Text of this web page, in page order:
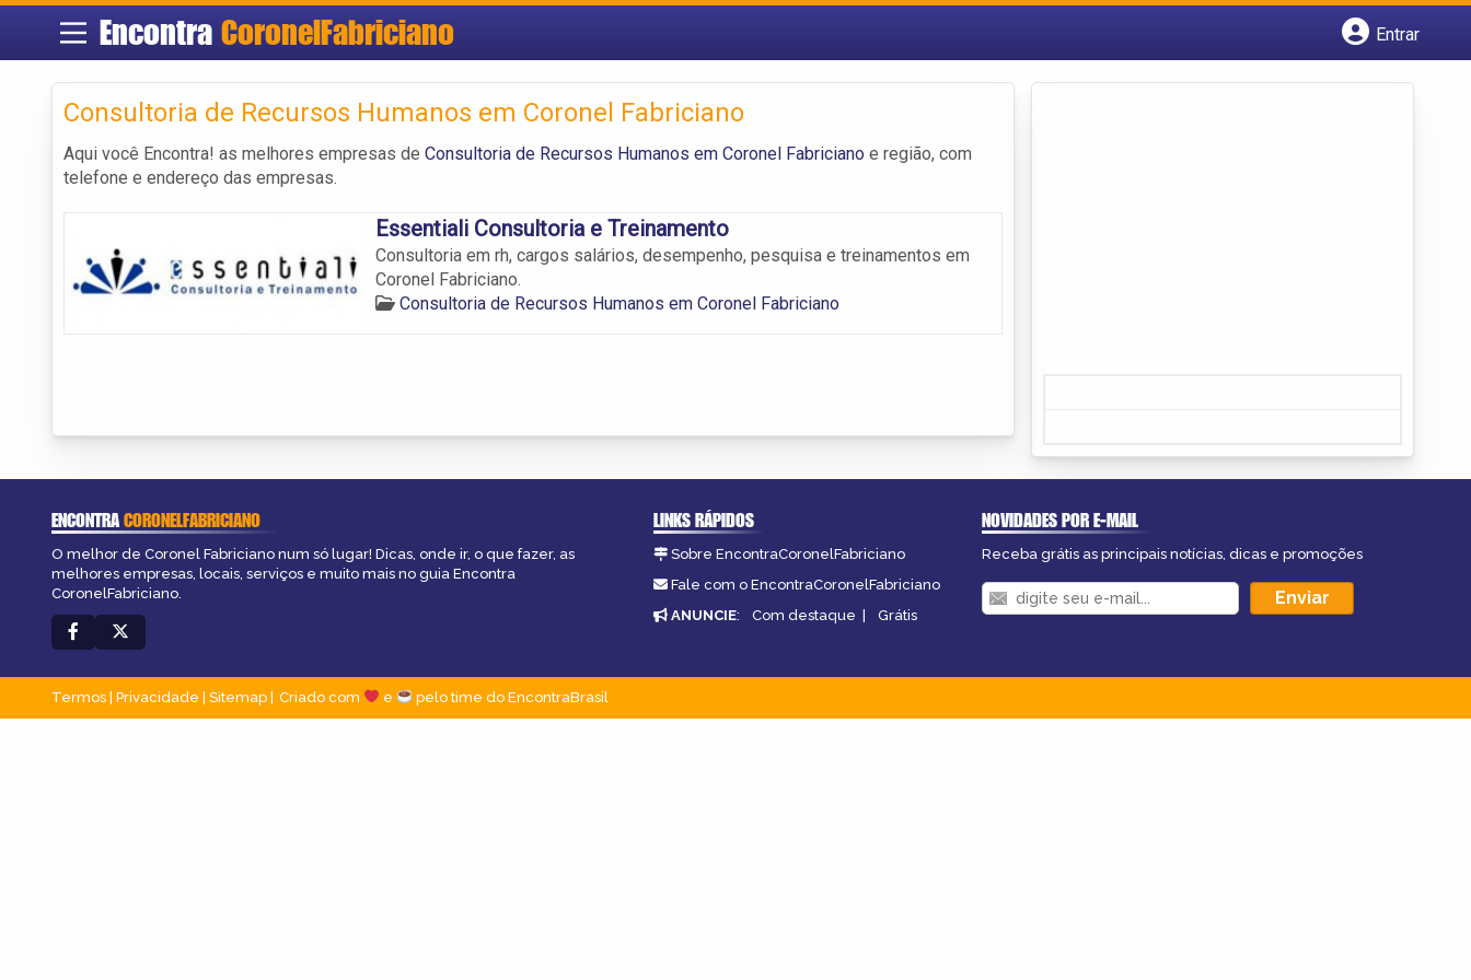
Encontra CoronelFabriciano
Entrar
Consultoria de Recursos Humanos em Coronel Fabriciano
Aqui você Encontra! as melhores empresas de Consultoria de Recursos Humanos em Coronel Fabriciano e região, com
telefone e endereço das empresas.
Essentiali Consultoria e Treinamento
Consultoria em rh, cargos salários, desempenho, pesquisa e treinamentos em
Coronel Fabriciano.
Consultoria de Recursos Humanos em Coronel Fabriciano
ENCONTRACORONELFABRICIANO
O melhor de Coronel Fabriciano num só lugar! Dicas, onde ir, o que fazer, as
melhores empresas, locais, serviços e muito mais no guia Encontra
CoronelFabriciano.
LINKS RÁPIDOS
Sobre EncontraCoronelFabriciano
Fale com o EncontraCoronelFabriciano
ANUNCIE: Com destaque | Grátis
NOVIDADES POR E-MAIL
Receba grátis as principais notícias, dicas e promoções
Termos | Privacidade | Sitemap Criado com e pelo time do EncontraBrasil